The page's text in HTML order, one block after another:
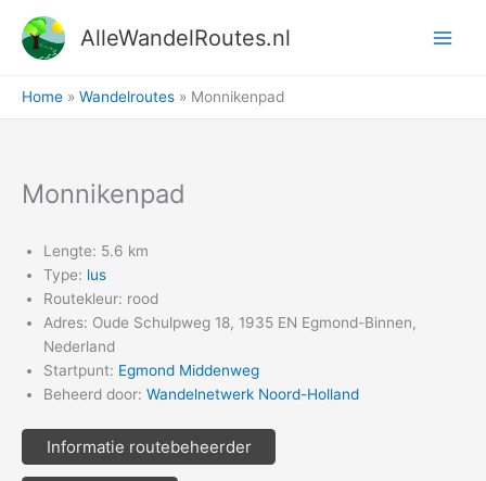
naar
AlleWandelRoutes.nl
Home Wandelroutes Monnikenpad
Monnikenpad
Lengte: 5.6 km
Type: lus
Routekleur: rood
Adres: Oude Schulpweg 18, 1935 EN Egmond-Binnen,
Nederland
Startpunt: Egmond Middenweg
Beheerd door: Wandelnetwerk Noord-Holland
Informatie routebeheerder